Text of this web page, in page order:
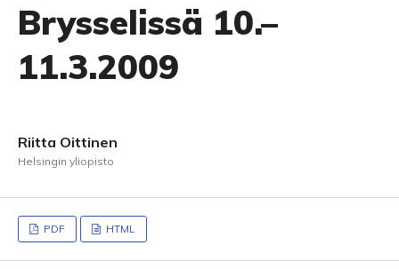
Brysselissä 10.–
11.3.2009
Riitta Oittinen
Helsingin yliopisto
PDF HTML